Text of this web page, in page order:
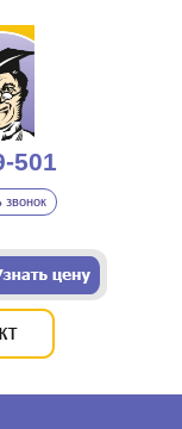
501
звонок